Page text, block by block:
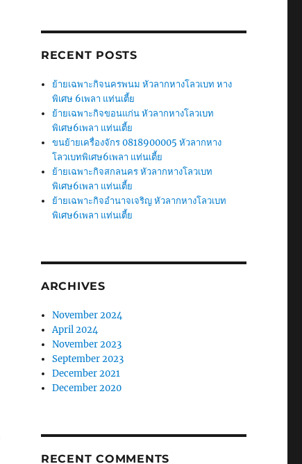
RECENT POSTS
ย้ายเฉพาะกิจนครพนม หัวลากหางโลวเบท หาง
พิเศษ 6เพลา แท่นเตี้ย
ย้ายเฉพาะกิจขอนแก่น หัวลากหางโลวเบท
พิเศษ6เพลา แท่นเตี้ย
ขนย้ายเครื่องจักร 0818900005 หัวลากหาง
โลวเบทพิเศษ6เพลา แท่นเตี้ย
ย้ายเฉพาะกิจสกลนคร หัวลากหางโลวเบท
พิเศษ6เพลา แท่นเตี้ย
ย้ายเฉพาะกิจอำนาจเจริญ หัวลากหางโลวเบท
พิเศษ6เพลา แท่นเตี้ย
ARCHIVES
November 2024
April 2024
November 2023
September 2023
December 2021
December 2020
RECENT COMMENTS